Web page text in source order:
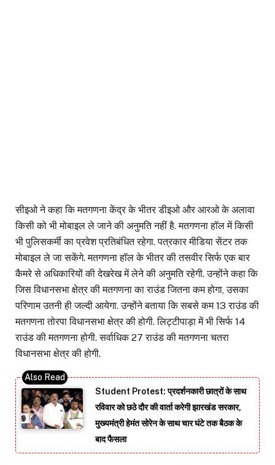
सीइओ ने कहा कि मतगणना केंद्र के भीतर डीइओ और आरओ के अलावा
किसी को भी मोबाइल ले जाने की अनुमति नहीं है. मतगणना हॉल में किसी
भी पुलिसकर्मी का प्रवेश प्रतिबंधित रहेगा. पत्रकार मीडिया सेंटर तक
मोबाइल ले जा सकेंगे. मतगणना हॉल के भीतर की तसवीर सिर्फ एक बार
कैमरे से अधिकारियों की देखरेख में लेने की अनुमति रहेगी. उन्होंने कहा कि
जिस विधानसभा क्षेत्र की मतगणना का राउंड जितना कम होगा, उसका
परिणाम उतनी ही जल्दी आयेगा. उन्होंने बताया कि सबसे कम 13 राउंड की
मतगणना तोरपा विधानसभा क्षेत्र की होगी. लिट्टीपाड़ा में भी सिर्फ 14
राउंड की मतगणना होगी. सर्वाधिक 27 राउंड की मतगणना चतरा
विधानसभा क्षेत्र की होगी.
Student Protest: प्रदर्शनकारी छात्रों के साथ
रविवार को छठे दौर की वार्ता करेगी झारखंड सरकार,
मुख्यमंत्री हेमंत सोरेन के साथ चार घंटे तक बैठक के
बाद फैसला